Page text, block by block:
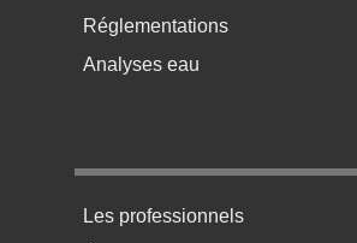
Réglementations
Analyses eau
Menu pratique bas de page 3
Les professionnels